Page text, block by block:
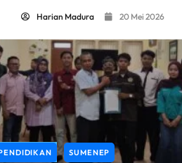
Harian Madura 20 Mei 2026
SUMENEP